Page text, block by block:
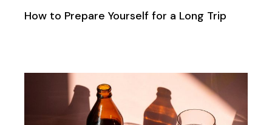
How to Prepare Yourself for a Long Trip